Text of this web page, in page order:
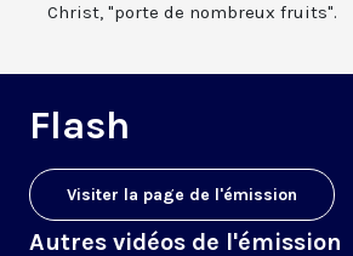
Christ, "porte de nombreux fruits".
Flash
Visiter la page de l'émission
Autres vidéos de l'émission